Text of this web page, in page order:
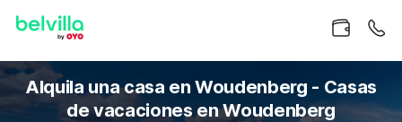
Alquila una casa en Woudenberg - Casas
de vacaciones en Woudenberg